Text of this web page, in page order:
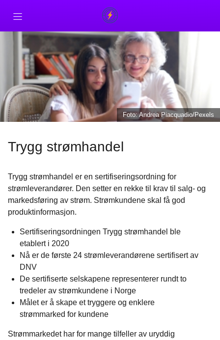
Foto: Andrea Piacquadio/Pexels
Forside
For strømkunder
For strømleverandører
Kontakt
Trygg strømhandel
Trygg strømhandel er en sertifiseringsordning for
strømleverandører. Den setter en rekke til krav til salg- og
markedsføring av strøm. Strømkundene skal få god
produktinformasjon.
Sertifiseringsordningen Trygg strømhandel ble
etablert i 2020
Nå er de første 24 strømleverandørene sertifisert av
DNV
De sertifiserte selskapene representerer rundt to
tredeler av strømkundene i Norge
Målet er å skape et tryggere og enklere
strømmarked for kundene
Strømmarkedet har for mange tilfeller av uryddig